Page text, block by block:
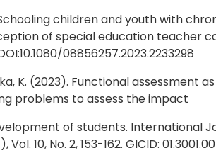
children and youth with
of special education teacher
08856257.2023.2233298
K. (2023). Functional
problems to assess the impact
of students. International
10, No. 2, 153-162. GICID: